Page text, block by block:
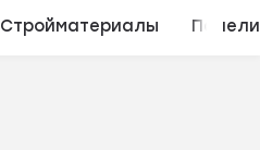
Стройматериалы